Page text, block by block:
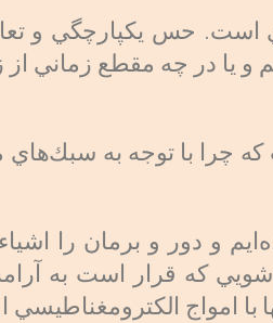
حس يكپارچگي و
و يا در چه مقطع زماني
چرا با توجه به سبك‌هاي
و دور و برمان را
كه قرار است به
با امواج